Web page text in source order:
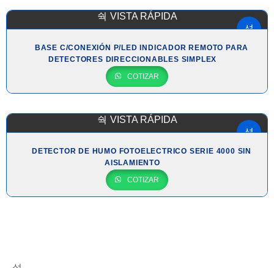
VISTA RÁPIDA
BASE C/CONEXIÓN P/LED INDICADOR REMOTO PARA
DETECTORES DIRECCIONABLES SIMPLEX
COTIZAR
VISTA RÁPIDA
DETECTOR DE HUMO FOTOELECTRICO SERIE 4000 SIN
AISLAMIENTO
COTIZAR